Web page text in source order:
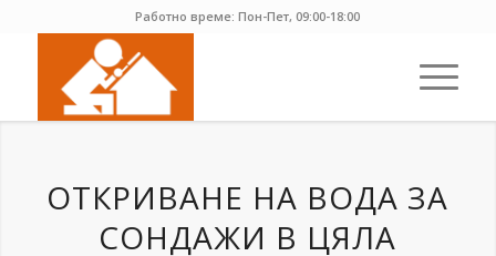
Работно време: Пон-Пет, 09:00-18:00
ОТКРИВАНЕ НА ВОДА ЗА
СОНДАЖИ В ЦЯЛА